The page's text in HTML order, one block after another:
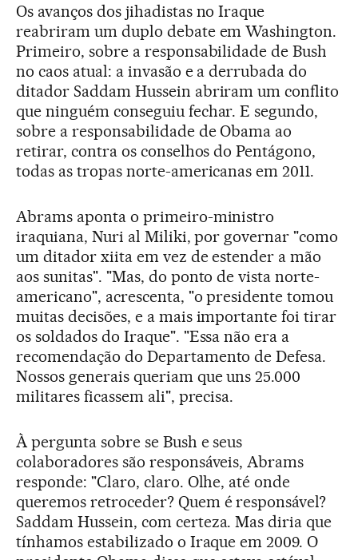
Os avanços dos jihadistas no Iraque
reabriram um duplo debate em Washington.
Primeiro, sobre a responsabilidade de Bush
no caos atual: a invasão e a derrubada do
ditador Saddam Hussein abriram um conflito
que ninguém conseguiu fechar. E segundo,
sobre a responsabilidade de Obama ao
retirar, contra os conselhos do Pentágono,
todas as tropas norte-americanas em 2011.
Abrams aponta o primeiro-ministro
iraquiana, Nuri al Miliki, por governar "como
um ditador xiita em vez de estender a mão
aos sunitas". "Mas, do ponto de vista norte-
americano", acrescenta, "o presidente tomou
muitas decisões, e a mais importante foi tirar
os soldados do Iraque". "Essa não era a
recomendação do Departamento de Defesa.
Nossos generais queriam que uns 25.000
militares ficassem ali", precisa.
À pergunta sobre se Bush e seus
colaboradores são responsáveis, Abrams
responde: "Claro, claro. Olhe, até onde
queremos retroceder? Quem é responsável?
Saddam Hussein, com certeza. Mas diria que
tínhamos estabilizado o Iraque em 2009. O